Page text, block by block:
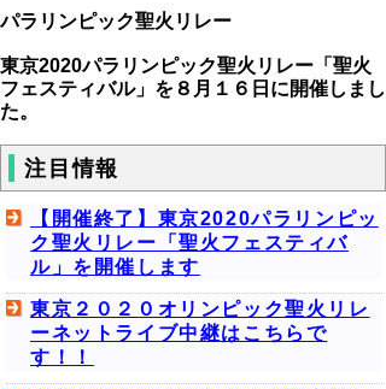
パラリンピック聖火リレー
東京2020パラリンピック聖火リレー「聖火
フェスティバル」を８月１６日に開催しまし
た。
注目情報
【開催終了】東京2020パラリンピッ
ク聖火リレー「聖火フェスティバ
ル」を開催します
東京２０２０オリンピック聖火リレ
ーネットライブ中継はこちらで
す！！